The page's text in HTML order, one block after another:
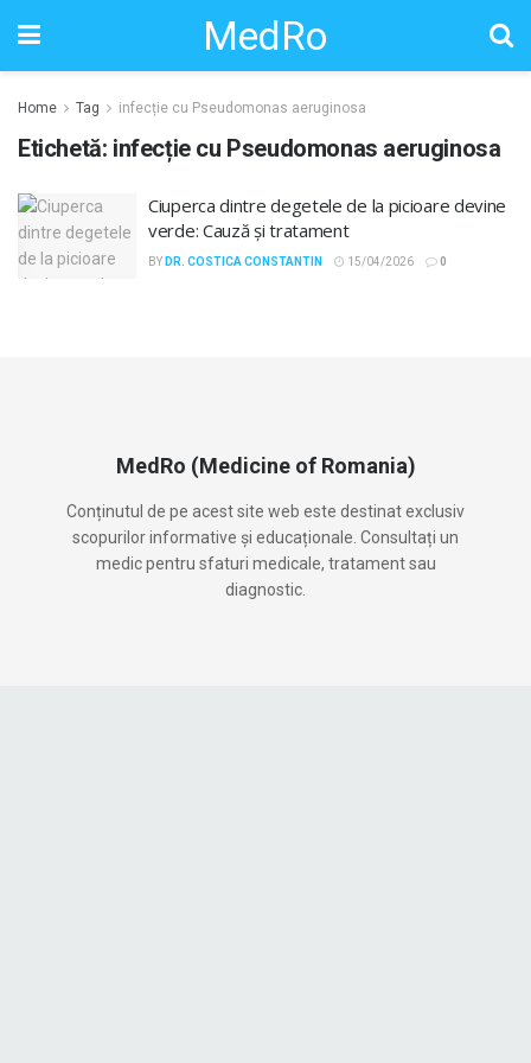
MedRo
Home Tag infecție cu Pseudomonas aeruginosa
Etichetă: infecție cu Pseudomonas aeruginosa
Ciuperca dintre degetele de la picioare devine
verde: Cauză și tratament
BY DR. COSTICA CONSTANTIN 15/04/2026 0
MedRo (Medicine of Romania)
Conținutul de pe acest site web este destinat exclusiv
scopurilor informative și educaționale. Consultați un
medic pentru sfaturi medicale, tratament sau
diagnostic.